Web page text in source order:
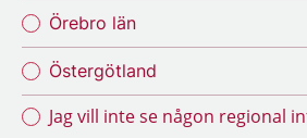
Örebro län
Östergötland
Jag vill inte se någon regional